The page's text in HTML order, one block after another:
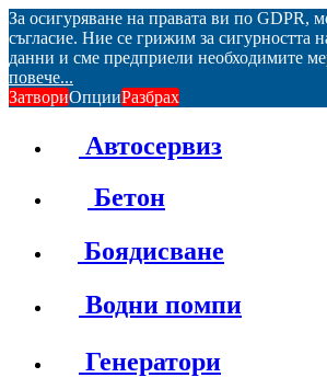
За осигуряване на правата ви по GDPR,
съгласие. Ние се грижим за сигурността
данни и сме предприели необходимите
повече...
ЗатвориОпцииРазбрах
Автосервиз
Бетон
Боядисване
Водни помпи
Генератори